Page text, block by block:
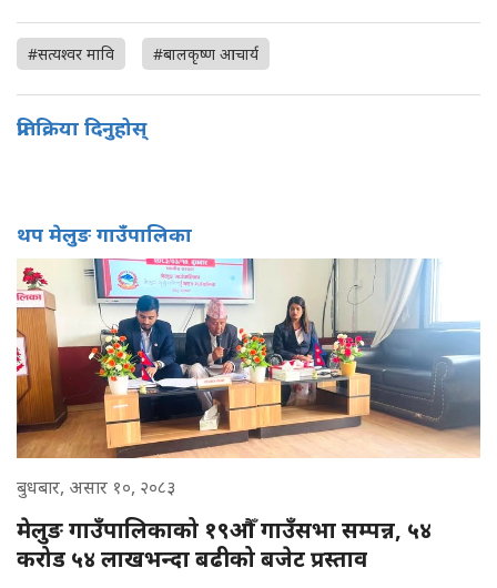
#सत्यश्वर मावि #बालकृष्ण आचार्य
प्रतिक्रिया दिनुहोस्
थप मेलुङ गाउँपालिका
बुधबार, असार १०, २०८३
मेलुङ गाउँपालिकाको १९औँ गाउँसभा सम्पन्न, ५४
करोड ५४ लाखभन्दा बढीको बजेट प्रस्ताव